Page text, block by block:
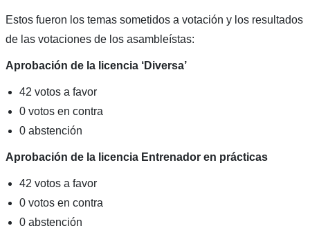
Estos fueron los temas sometidos a votación y los resultados
de las votaciones de los asambleístas:
Aprobación de la licencia ‘Diversa’
42 votos a favor
0 votos en contra
0 abstención
Aprobación de la licencia Entrenador en prácticas
42 votos a favor
0 votos en contra
0 abstención